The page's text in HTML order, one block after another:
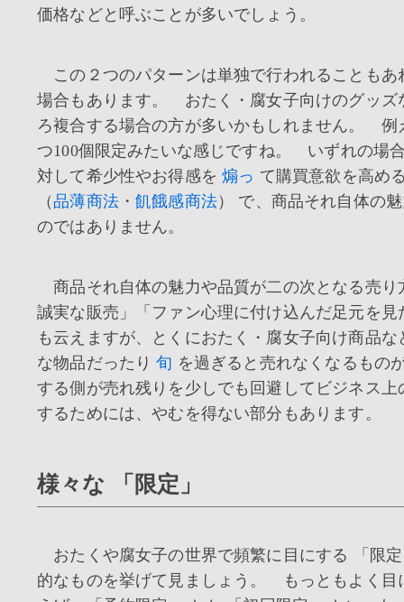
価格などと呼ぶことが多いでしょう。
この２つのパターンは単独で行われることもあ
場合もあります。 おたく・腐女子向けのグッズ
ろ複合する場合の方が多いかもしれません。 例
つ100個限定みたいな感じですね。 いずれの場
対して希少性やお得感を煽っ て購買意欲を高め
（ 品薄商法・飢餓感商法） で、商品それ自体の
のではありません。
商品それ自体の魅力や品質が二の次となる売り
誠実な販売」「ファン心理に付け込んだ足元を見
も云えますが、とくにおたく・腐女子向け商品な
な物品だったり旬 を過ぎると売れなくなるもの
する側が売れ残りを少しでも回避してビジネス上
するためには、やむを得ない部分もあります。
様々な 「限定」
おたくや腐女子の世界で頻繁に目にする 「限
的なものを挙げて見ましょう。 もっともよく目